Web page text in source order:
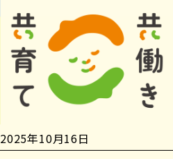
2025年10月16日